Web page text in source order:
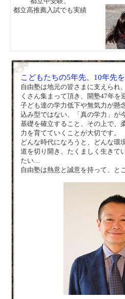
都立高推薦入試でも実績
こどもたちの5年先、10年先
自由塾は地元の皆さまに支えられ
くさん集まって頂き、開塾47年を
子ども達の学力低下や無気力が懸
込み型ではない、「真の学力」が
基礎を確立すること、その上で、
力を育てていくことが大切です。
どんな時代になろうと、どんな環
道を切り開き、たくましく生きて
たい…
自由塾は熱意と誠意を持って、と